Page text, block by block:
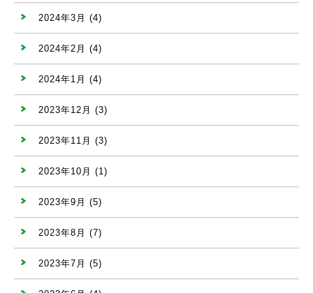
2024年3月 (4)
2024年2月 (4)
2024年1月 (4)
2023年12月 (3)
2023年11月 (3)
2023年10月 (1)
2023年9月 (5)
2023年8月 (7)
2023年7月 (5)